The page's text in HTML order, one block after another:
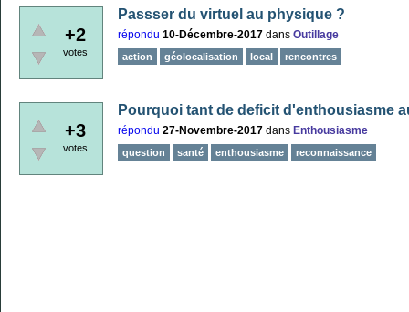
+2
votes
Passser du virtuel au physique ?
répondu 10-Décembre-2017 dans Outillage
action géolocalisation local rencontres
+3
votes
Pourquoi tant de deficit d'enthousiasme
répondu 27-Novembre-2017 dans Enthousiasme
question santé enthousiasme reconnaissance